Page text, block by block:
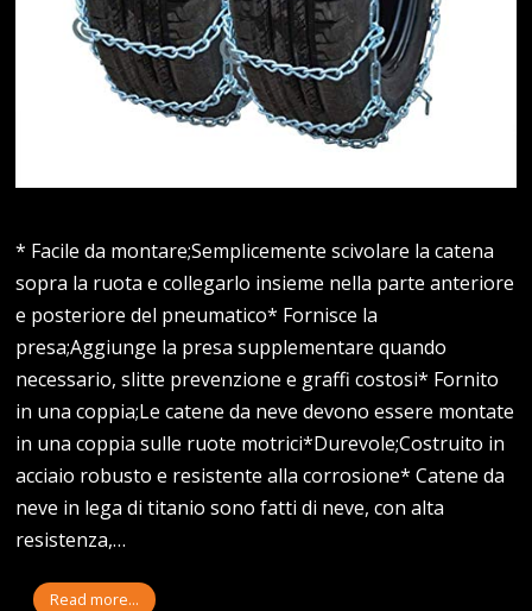
* Facile da montare;Semplicemente scivolare la catena
sopra la ruota e collegarlo insieme nella parte anteriore
e posteriore del pneumatico* Fornisce la
presa;Aggiunge la presa supplementare quando
necessario, slitte prevenzione e graffi costosi* Fornito
in una coppia;Le catene da neve devono essere montate
in una coppia sulle ruote motrici*Durevole;Costruito in
acciaio robusto e resistente alla corrosione* Catene da
neve in lega di titanio sono fatti di neve, con alta
resistenza,…
Read more...